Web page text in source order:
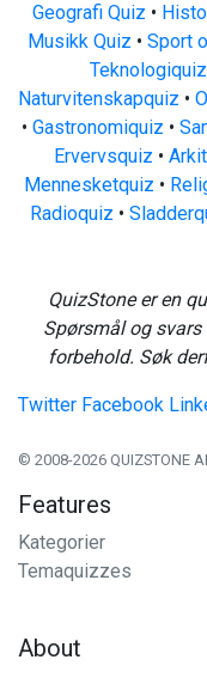
Geografi Quiz •
Musikk Quiz • Sport
Teknologiquiz
Naturvitenskapquiz •
• Gastronomiquiz •
Ervervsquiz •
Mennesketquiz •
Radioquiz •
QuizStone er en
Spørsmål og
forbehold. Søk
Twitter Facebook
© 2008-2026 QUIZSTONE
Features
Kategorier
Temaquizzes
About